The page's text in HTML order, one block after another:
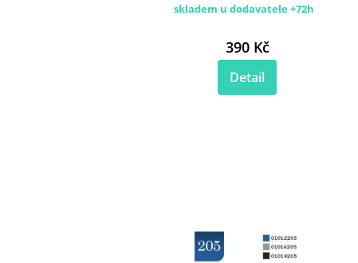
skladem u dodavatele +72h
390 Kč
Detail